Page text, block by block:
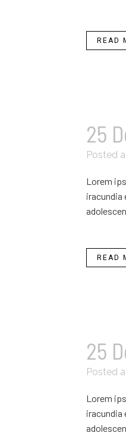
READ
25
Posted
Lorem
iracundia
READ
25
Posted
Lorem
iracundia